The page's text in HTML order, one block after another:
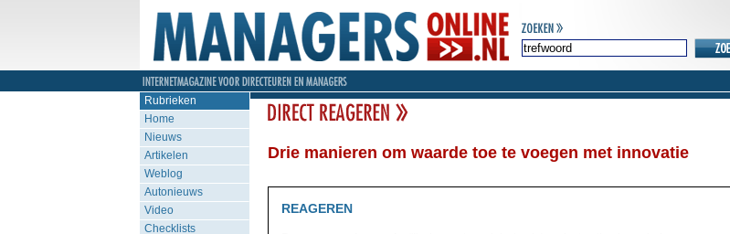
Rubrieken
Home
Nieuws
Artikelen
Weblog
Autonieuws
Video
Checklists
Drie manieren om waarde toe te voegen met innovatie
REAGEREN